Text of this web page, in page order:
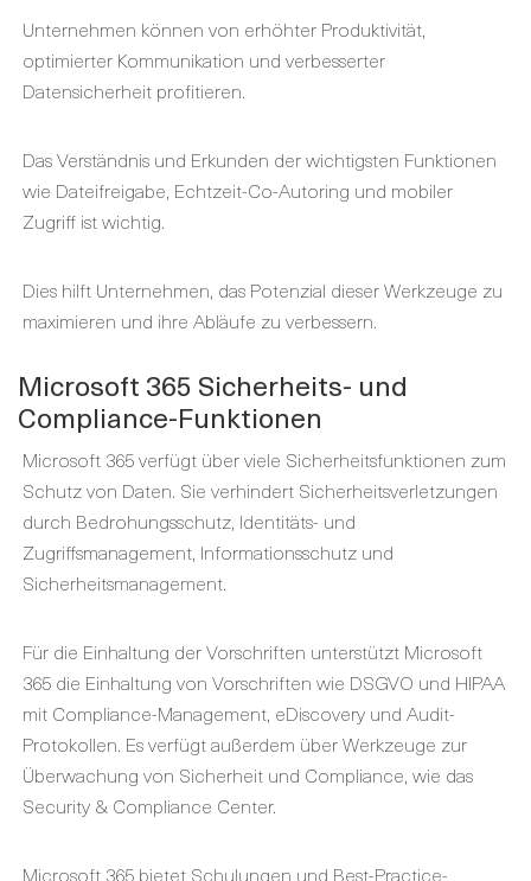
Unternehmen können von erhöhter Produktivität,
optimierter Kommunikation und verbesserter
Datensicherheit profitieren.
Das Verständnis und Erkunden der wichtigsten Funktionen
wie Dateifreigabe, Echtzeit-Co-Autoring und mobiler
Zugriff ist wichtig.
Dies hilft Unternehmen, das Potenzial dieser Werkzeuge zu
maximieren und ihre Abläufe zu verbessern.
Microsoft 365 Sicherheits- und
Compliance-Funktionen
Microsoft 365 verfügt über viele Sicherheitsfunktionen zum
Schutz von Daten. Sie verhindert Sicherheitsverletzungen
durch Bedrohungsschutz, Identitäts- und
Zugriffsmanagement, Informationsschutz und
Sicherheitsmanagement.
Für die Einhaltung der Vorschriften unterstützt Microsoft
365 die Einhaltung von Vorschriften wie DSGVO und HIPAA
mit Compliance-Management, eDiscovery und Audit-
Protokollen. Es verfügt außerdem über Werkzeuge zur
Überwachung von Sicherheit und Compliance, wie das
Security & Compliance Center.
Microsoft 365 bietet Schulungen und Best-Practice-